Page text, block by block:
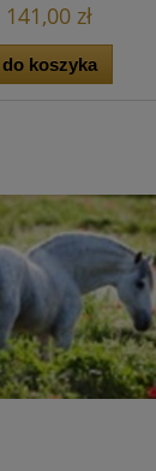
141,00 zł
do koszyka